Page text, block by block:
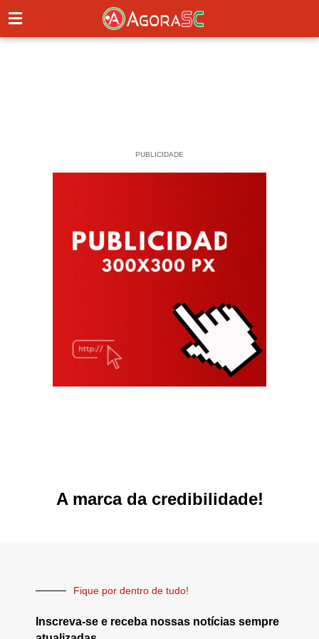
PUBLICIDADE
A marca da credibilidade!
Fique por dentro de tudo!
Inscreva-se e receba nossas notícias sempre